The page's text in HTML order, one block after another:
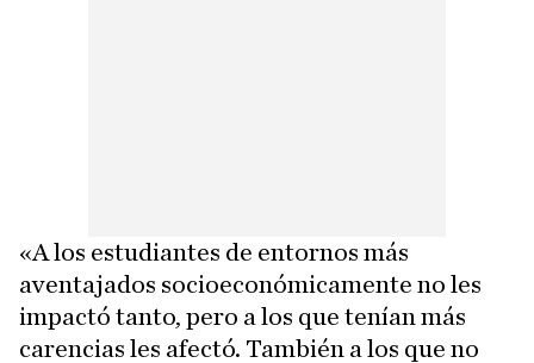
«A los estudiantes de entornos más
aventajados socioeconómicamente no les
impactó tanto, pero a los que tenían más
carencias les afectó. También a los que no